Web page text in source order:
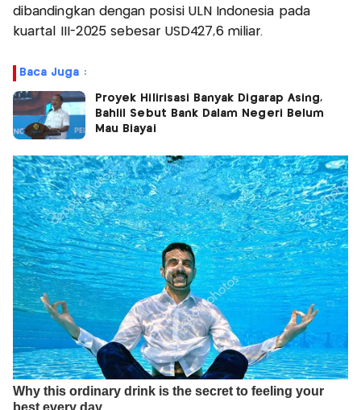
dibandingkan dengan posisi ULN Indonesia pada
kuartal III-2025 sebesar USD427,6 miliar.
Baca Juga :
Proyek Hilirisasi Banyak Digarap Asing,
Bahlil Sebut Bank Dalam Negeri Belum
Mau Biayai